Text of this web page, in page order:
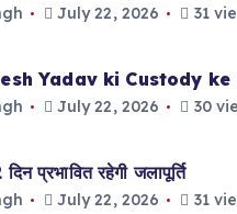
July 22, 2026 31
Yadav ki Custody
July 22, 2026 30
प्रभावित रहेगी जलापूर्ति
July 22, 2026 31